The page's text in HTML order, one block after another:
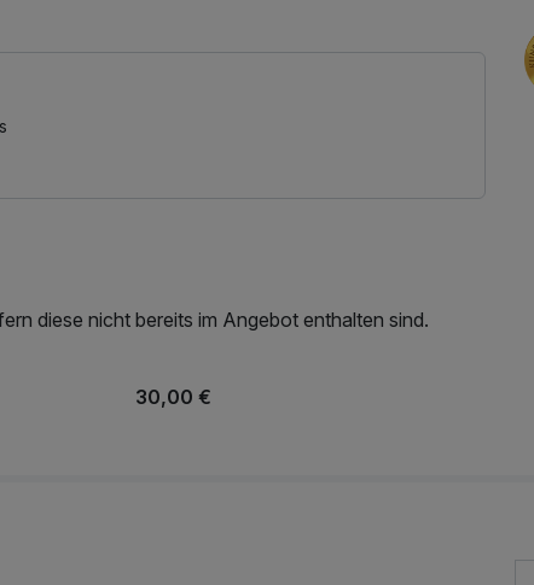
diese nicht bereits im Angebot enthalten sind.
30,00 €